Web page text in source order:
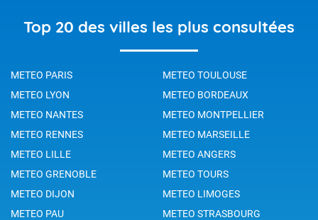
Top 20 des villes les plus consultées
METEO PARIS
METEO TOULOUSE
METEO LYON
METEO BORDEAUX
METEO NANTES
METEO MONTPELLIER
METEO RENNES
METEO MARSEILLE
METEO LILLE
METEO ANGERS
METEO GRENOBLE
METEO TOURS
METEO DIJON
METEO LIMOGES
METEO PAU
METEO STRASBOURG